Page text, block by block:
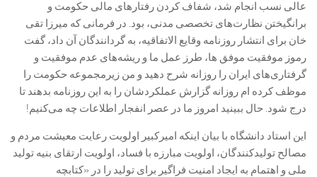
عالی نسب انجام شد، شفاف کردن رفتار‌های مالی حکومت و
برانگیختن نظارت‌های تخصصی مدنی، بود. در فرمانی که میرزا تقی
خان برای انتشار روزنامه وقایع الاتفاقیه، به گردانندگان آن داد، گفت
رموز موفقیت موفق ها، طرز عمل ما و ریشه‌های عدم موفقیت و
گرفتاری‌های ایران را روزانه شرح دهید و من زیرمجموعه حکومت را
موظف کرده ام روزانه گزارش عملکردشان را به این روزنامه بدهند تا
درج شود. حال ببینید امروز ما در عصر انفجار اطلاعات چه می‌کنیم!
این استاد دانشگاه با بیان اینکه امیرکبیر اولویت رعایت معیشت مردم و
مصالح تولیدکنندگان، اولویت مبارزه با فساد، اولویت ارتقای بنیه تولید
ملی و اهتمام به ایجاد امنیت فراگیر برای تولید را در «کتابچه